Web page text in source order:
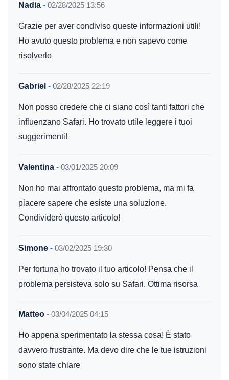
Nadia - 02/28/2025 13:56
Grazie per aver condiviso queste informazioni utili!
Ho avuto questo problema e non sapevo come
risolverlo
Gabriel - 02/28/2025 22:19
Non posso credere che ci siano così tanti fattori che
influenzano Safari. Ho trovato utile leggere i tuoi
suggerimenti!
Valentina - 03/01/2025 20:09
Non ho mai affrontato questo problema, ma mi fa
piacere sapere che esiste una soluzione.
Condividerò questo articolo!
Simone - 03/02/2025 19:30
Per fortuna ho trovato il tuo articolo! Pensa che il
problema persisteva solo su Safari. Ottima risorsa
Matteo - 03/04/2025 04:15
Ho appena sperimentato la stessa cosa! È stato
davvero frustrante. Ma devo dire che le tue istruzioni
sono state chiare